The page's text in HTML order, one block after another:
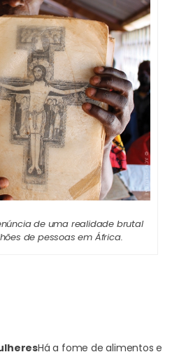
de uma realidade brutal
de pessoas em África.
Há a fome de alimentos e